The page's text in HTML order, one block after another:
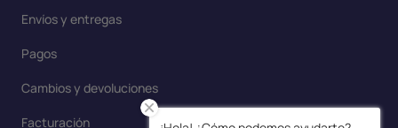
Envíos y entregas
Pagos
Cambios y devoluciones
Facturación